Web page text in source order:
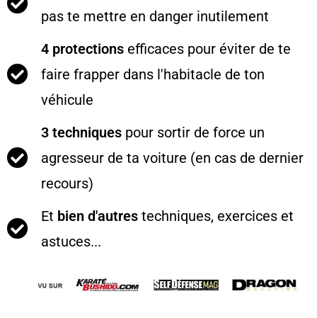
pas te mettre en danger inutilement
4 protectionsefficaces pour éviter de te
faire frapper dans l'habitacle de ton
véhicule
3 techniquespour sortir de force un
agresseur de ta voiture (en cas de dernier
recours)
Et bien d'autrestechniques, exercices et
astuces...